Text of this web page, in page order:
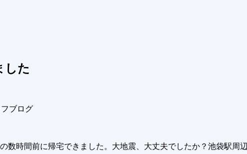
した
ブログ
数時間前に帰宅できました。大地震、大丈夫でしたか？池袋駅周辺